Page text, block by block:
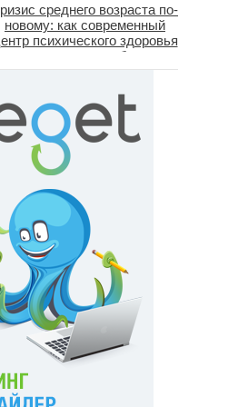
среднего возраста по-
новому: как современный
психического здоровья
помогает пересобрать
личность без таблеток